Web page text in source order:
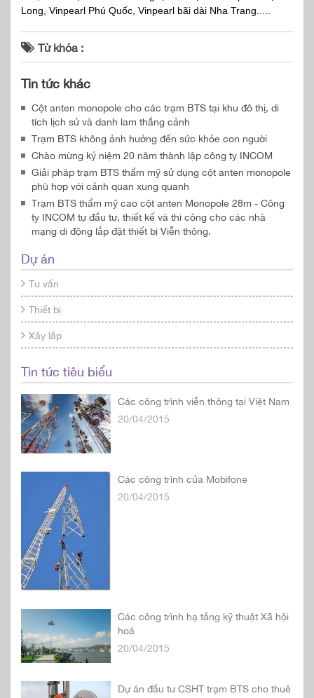
Long, Vinpearl Phú Quốc, Vinpearl bãi dài Nha Trang.....
Từ khóa :
Tin tức khác
Cột anten monopole cho các trạm BTS tại khu đô thị, di
tích lịch sử và danh lam thắng cảnh
Trạm BTS không ảnh hưởng đến sức khỏe con người
Chào mừng kỷ niệm 20 năm thành lập công ty INCOM
Giải pháp trạm BTS thẩm mỹ sử dụng cột anten monopole
phù hợp với cảnh quan xung quanh
Trạm BTS thẩm mỹ cao cột anten Monopole 28m - Công
ty INCOM tự đầu tư, thiết kế và thi công cho các nhà
mạng di động lắp đặt thiết bị Viễn thông.
Dự án
Tư vấn
Thiết bị
Xây lắp
Tin tức tiêu biểu
Các công trình viễn thông tại Việt Nam
20/04/2015
Các công trình của Mobifone
20/04/2015
Các công trình hạ tầng kỹ thuật Xã hội
hoá
20/04/2015
Dự án đầu tư CSHT trạm BTS cho thuê